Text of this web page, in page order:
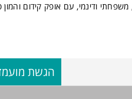
לנשים ולגברים כאחד.
ודינמי, עם אופק קידום והמון
משרת סטודנט/ית (מעולה לשילוב
מתגמלים על הצלחות ומכירות!
הגשת